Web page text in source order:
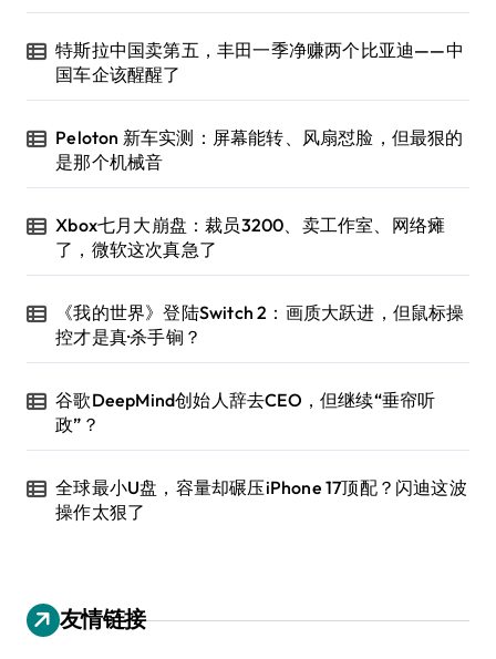
特斯拉中国卖第五，丰田一季净赚两个比亚迪——中
国车企该醒醒了
Peloton 新车实测：屏幕能转、风扇怼脸，但最狠的
是那个机械音
Xbox七月大崩盘：裁员3200、卖工作室、网络瘫
了，微软这次真急了
《我的世界》登陆Switch 2：画质大跃进，但鼠标操
控才是真·杀手锏？
谷歌DeepMind创始人辞去CEO，但继续“垂帘听
政”？
全球最小U盘，容量却碾压iPhone 17顶配？闪迪这波
操作太狠了
友情链接